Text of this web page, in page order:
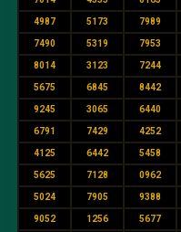
4987 5173 7989
7490 5319 7953
8014 3123 7244
5675 6845 8442
9245 3065 6440
6791 7429 4252
4125 6442 5458
5625 7128 0962
5024 7905 9388
9052 1256 5677